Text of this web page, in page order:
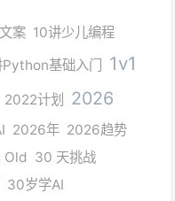
案 10讲少儿编程
基础入门 1v1
2022计划 2026
2026年 2026趋势
Old 30 天挑战
30岁学AI